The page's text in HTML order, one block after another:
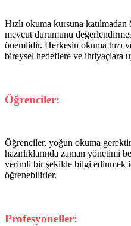
Hızlı okuma kursuna
mevcut durumunu
önemlidir. Herkesin okuma hızı
bireysel hedeflere ve ihtiyaçlara
Öğrenciler:
Öğrenciler, yoğun okuma
hazırlıklarında zaman yönetimi
verimli bir şekilde bilgi edinmek
öğrenebilirler.
Profesyoneller: